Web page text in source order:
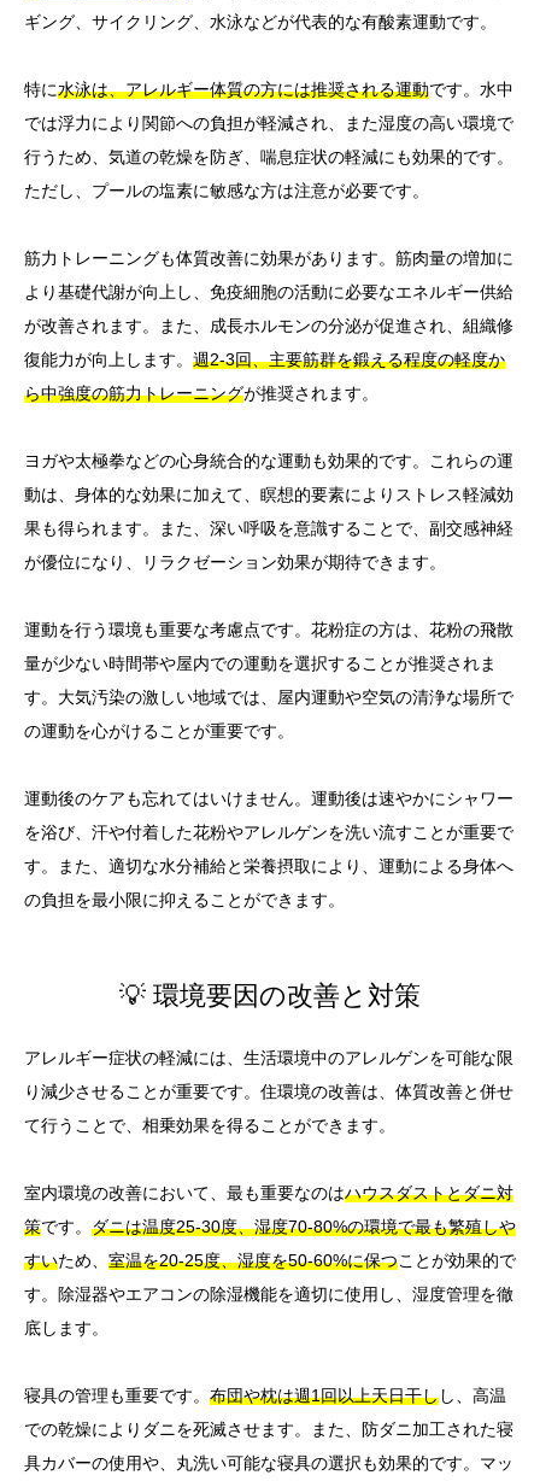
ギング、サイクリング、水泳などが代表的な有酸素運動です。
特に水泳は、アレルギー体質の方には推奨される運動です。水中
では浮力により関節への負担が軽減され、また湿度の高い環境で
行うため、気道の乾燥を防ぎ、喘息症状の軽減にも効果的です。
ただし、プールの塩素に敏感な方は注意が必要です。
筋力トレーニングも体質改善に効果があります。筋肉量の増加に
より基礎代謝が向上し、免疫細胞の活動に必要なエネルギー供給
が改善されます。また、成長ホルモンの分泌が促進され、組織修
復能力が向上します。 週2-3回、主要筋群を鍛える程度の軽度か
ら中強度の筋力トレーニングが推奨されます。
ヨガや太極拳などの心身統合的な運動も効果的です。これらの運
動は、身体的な効果に加えて、瞑想的要素によりストレス軽減効
果も得られます。また、深い呼吸を意識することで、副交感神経
が優位になり、リラクゼーション効果が期待できます。
運動を行う環境も重要な考慮点です。花粉症の方は、花粉の飛散
量が少ない時間帯や屋内での運動を選択することが推奨されま
す。大気汚染の激しい地域では、屋内運動や空気の清浄な場所で
の運動を心がけることが重要です。
運動後のケアも忘れてはいけません。運動後は速やかにシャワー
を浴び、汗や付着した花粉やアレルゲンを洗い流すことが重要で
す。また、適切な水分補給と栄養摂取により、運動による身体へ
の負担を最小限に抑えることができます。
💡 環境要因の改善と対策
アレルギー症状の軽減には、生活環境中のアレルゲンを可能な限
り減少させることが重要です。住環境の改善は、体質改善と併せ
て行うことで、相乗効果を得ることができます。
室内環境の改善において、最も重要なのはハウスダストとダニ対
策です。 ダニは温度25-30度、湿度70-80%の環境で最も繁殖しや
すいため、 室温を20-25度、湿度を50-60%に保つことが効果的で
す。除湿器やエアコンの除湿機能を適切に使用し、湿度管理を徹
底します。
寝具の管理も重要です。 布団や枕は週1回以上天日干しし、高温
での乾燥によりダニを死滅させます。また、防ダニ加工された寝
具カバーの使用や、丸洗い可能な寝具の選択も効果的です。マッ